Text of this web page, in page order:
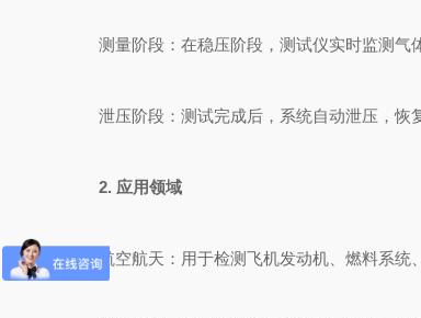
测量阶段：在稳压阶段，测试仪实时监测气体
泄压阶段：测试完成后，系统自动泄压，恢复
2. 应用领域
航空航天：用于检测飞机发动机、燃料系统、